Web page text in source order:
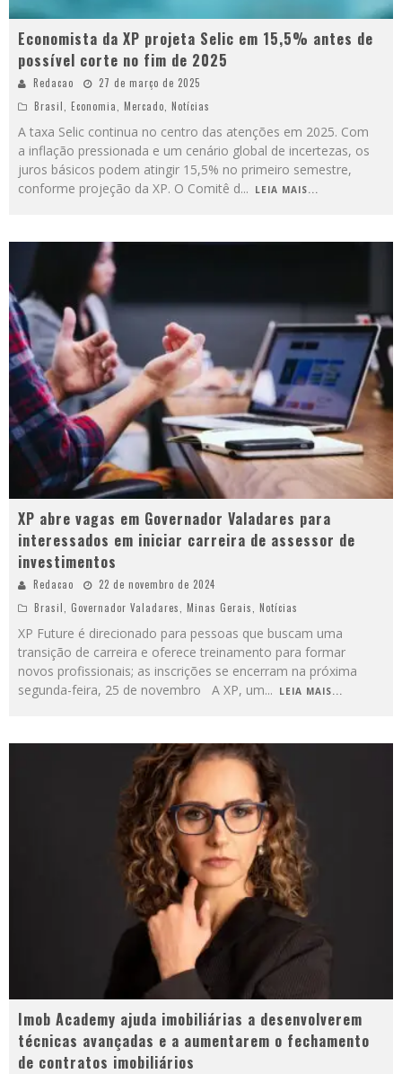
Economista da XP projeta Selic em 15,5% antes de
possível corte no fim de 2025
Redacao
27 de março de 2025
Brasil, Economia, Mercado, Notícias
A taxa Selic continua no centro das atenções em 2025. Com
a inflação pressionada e um cenário global de incertezas, os
juros básicos podem atingir 15,5% no primeiro semestre,
conforme projeção da XP. O Comitê d... LEIA MAIS...
XP abre vagas em Governador Valadares para
interessados em iniciar carreira de assessor de
investimentos
Redacao
22 de novembro de 2024
Brasil
Governador Valadares Minas Gerais Notícias
XP Future é direcionado para pessoas que buscam uma
transição de carreira e oferece treinamento para formar
novos profissionais; as inscrições se encerram na próxima
segunda-feira, 25 de novembro A XP, um... LEIA MAIS...
Imob Academy ajuda imobiliárias a desenvolverem
técnicas avançadas e a aumentarem o fechamento
de contratos imobiliários